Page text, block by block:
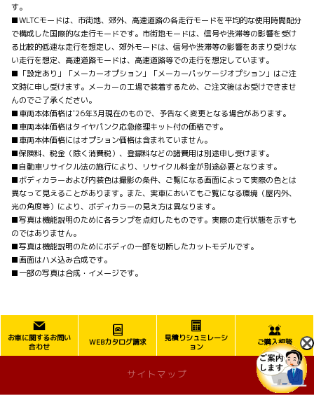
す。
■WLTCモードは、市街地、郊外、高速道路の各走行モードを平均的な使用時間配分
で構成した国際的な走行モードです。市街地モードは、信号や渋滞等の影響を受け
る比較的低速な走行を想定し、郊外モードは、信号や渋滞等の影響をあまり受けな
い走行を想定、高速道路モードは、高速道路等での走行を想定しています。
■「設定あり」「メーカーオプション」「メーカーパッケージオプション」はご注
文時に申し受けます。メーカーの工場で装着するため、ご注文後はお受けできませ
んのでご了承ください。
■車両本体価格は'26年3月現在のもので、予告なく変更となる場合があります。
■車両本体価格はタイヤパンク応急修理キット付の価格です。
■車両本体価格にはオプション価格は含まれていません。
■保険料、税金（除く消費税）、登録料などの諸費用は別途申し受けます。
■自動車リサイクル法の施行により、リサイクル料金が別途必要となります。
■ボディカラーおよび内装色は撮影の条件、ご覧になる画面によって実際の色とは
異なって見えることがあります。また、実車においてもご覧になる環境（屋内外、
光の角度等）により、ボディカラーの見え方は異なります。
■写真は機能説明のために各ランプを点灯したものです。実際の走行状態を示すも
のではありません。
■写真は機能説明のためにボディの一部を切断したカットモデルです。
■画面はハメ込み合成です。
■一部の写真は合成・イメージです。
お車に関するお問い
合わせ
WEBカタログ請求
見積りシュミレーシ
ョン
ご購入相談
サイトマップ